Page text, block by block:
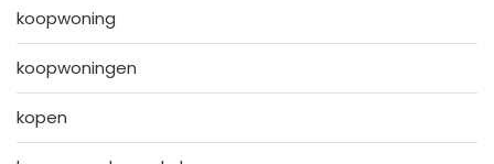
koopwoning
koopwoningen
kopen